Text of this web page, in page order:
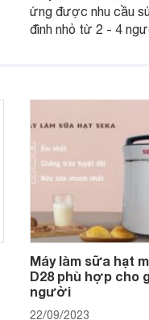
ứng được nhu cầu
đình nhỏ từ 2 - 4
Máy làm sữa hạt
D28 phù hợp cho
người
22/09/2023